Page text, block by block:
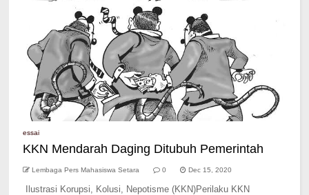
essai
KKN Mendarah Daging Ditubuh Pemerintah
Lembaga Pers Mahasiswa Setara 0 Dec 15, 2020
Ilustrasi Korupsi, Kolusi, Nepotisme (KKN)Perilaku KKN